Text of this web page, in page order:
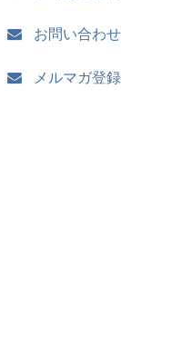
お問い合わせ
メルマガ登録